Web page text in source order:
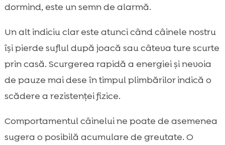
dormind, este un semn de alarmă.
Un alt indiciu clar este atunci când câinele nostru
își pierde suflul după joacă sau câteva ture scurte
prin casă. Scurgerea rapidă a energiei și nevoia
de pauze mai dese în timpul plimbărilor indică o
scădere a rezistenței fizice.
Comportamentul câinelui ne poate de asemenea
sugera o posibilă acumulare de greutate. O